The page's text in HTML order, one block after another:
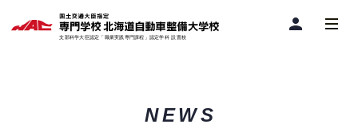
person
NEWS